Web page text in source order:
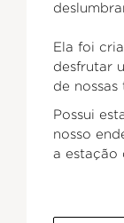
Ela foi
desfrutar
de nossas
Possui
nosso
a estação